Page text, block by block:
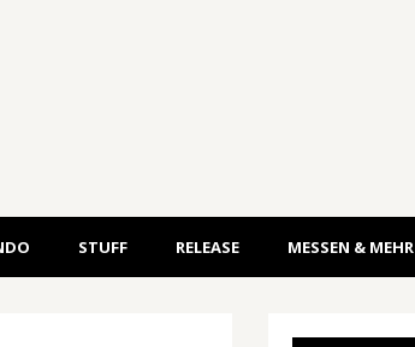
STUFF RELEASE MESSEN & MEHR